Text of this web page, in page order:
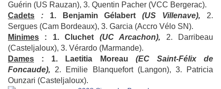
Guérin (US Rauzan), 3. Quentin Pacher (VCC Bergerac).
Cadets : 1. Benjamin Gélabert(US Villenave), 2.
Sergues (Cam Bordeaux), 3. Garcia (Accro Vélo SN).
Minimes : 1. Cluchet (UC Arcachon),
2. Darribeau
(Casteljaloux), 3. Vérardo (Marmande).
Dames : 1. Laetitia Moreau (EC Saint-Félix de
Foncaude), 2. Emilie Blanquefort (Langon), 3. Patricia
Ounzari (Casteljaloux).